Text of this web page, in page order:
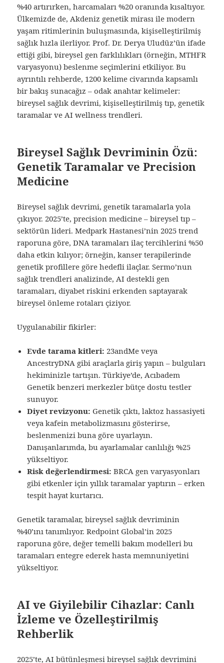
%40 artırırken, harcamaları %20 oranında kısaltıyor.
Ülkemizde de, Akdeniz genetik mirası ile modern
yaşam ritimlerinin buluşmasında, kişiselleştirilmiş
sağlık hızla ilerliyor. Prof. Dr. Derya Uludüz’ün ifade
ettiği gibi, bireysel gen farklılıkları (örneğin, MTHFR
varyasyonu) beslenme seçimlerini etkiliyor. Bu
ayrıntılı rehberde, 1200 kelime civarında kapsamlı
bir bakış sunacağız – odak anahtar kelimeler:
bireysel sağlık devrimi, kişiselleştirilmiş tıp, genetik
taramalar ve AI wellness trendleri.
Bireysel Sağlık Devriminin Özü:
Genetik Taramalar ve Precision
Medicine
Bireysel sağlık devrimi, genetik taramalarla yola
çıkıyor. 2025’te, precision medicine – bireysel tıp –
sektörün lideri. Medpark Hastanesi’nin 2025 trend
raporuna göre, DNA taramaları ilaç tercihlerini %50
daha etkin kılıyor; örneğin, kanser terapilerinde
genetik profillere göre hedefli ilaçlar. Sermo’nun
sağlık trendleri analizinde, AI destekli gen
taramaları, diyabet riskini erkenden saptayarak
bireysel önleme rotaları çiziyor.
Uygulanabilir fikirler:
Evde tarama kitleri: 23andMe veya
AncestryDNA gibi araçlarla giriş yapın – bulguları
hekiminizle tartışın. Türkiye’de, Acıbadem
Genetik benzeri merkezler bütçe dostu testler
sunuyor.
Diyet revizyonu: Genetik çıktı, laktoz hassasiyeti
veya kafein metabolizmasını gösterirse,
beslenmenizi buna göre uyarlayın.
Danışanlarımda, bu ayarlamalar canlılığı %25
yükseltiyor.
Risk değerlendirmesi: BRCA gen varyasyonları
gibi etkenler için yıllık taramalar yaptırın – erken
tespit hayat kurtarıcı.
Genetik taramalar, bireysel sağlık devriminin
%40’ını tanımlıyor. Redpoint Global’in 2025
raporuna göre, değer temelli bakım modelleri bu
taramaları entegre ederek hasta memnuniyetini
yükseltiyor.
AI ve Giyilebilir Cihazlar: Canlı
İzleme ve Özelleştirilmiş
Rehberlik
2025’te, AI bütünleşmesi bireysel sağlık devrimini